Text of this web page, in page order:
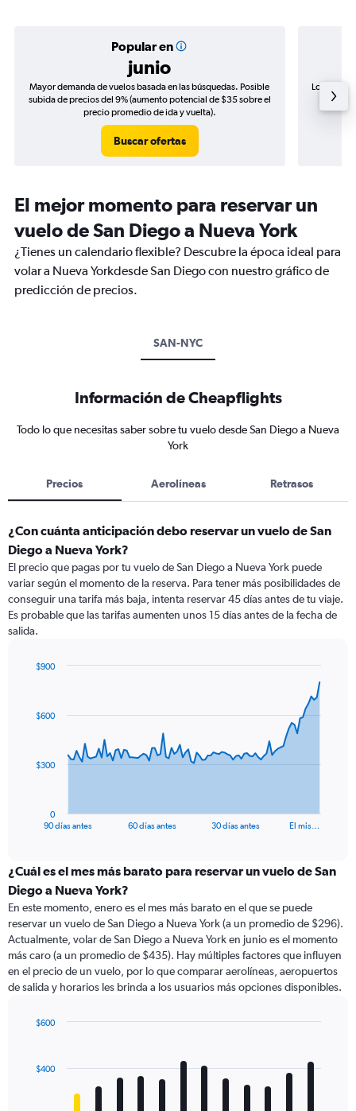
Popular en
junio
Mayor demanda de vuelos basada en las búsquedas. Posible
subida de precios del 9% (aumento potencial de $35 sobre el
precio promedio de ida y vuelta).
Buscar ofertas
Los
de
El mejor momento para reservar un
vuelo de San Diego a Nueva York
¿Tienes un calendario flexible? Descubre la época ideal para
volar a Nueva Yorkdesde San Diego con nuestro gráfico de
predicción de precios.
SAN-NYC
Información de Cheapflights
Todo lo que necesitas saber sobre tu vuelo desde San Diego a Nueva
York
Precios Aerolíneas Retrasos
¿Con cuánta anticipación debo reservar un vuelo de San
Diego a Nueva York?
El precio que pagas por tu vuelo de San Diego a Nueva York puede
variar según el momento de la reserva. Para tener más posibilidades de
conseguir una tarifa más baja, intenta reservar 45 días antes de tu viaje.
Es probable que las tarifas aumenten unos 15 días antes de la fecha de
salida.
data
The
categories.
Range:
91
categories.
The
chart
has
1
Y
displaying
90 días antes 60 días antes 30 días antes El mis…
0
$300
$600
$900
¿Cuál es el mes más barato para reservar un vuelo de San
Diego a Nueva York?
En este momento, enero es el mes más barato en el que se puede
reservar un vuelo de San Diego a Nueva York (a un promedio de $296).
Actualmente, volar de San Diego a Nueva York en junio es el momento
más caro (a un promedio de $435). Hay múltiples factores que influyen
en el precio de un vuelo, por lo que comparar aerolíneas, aeropuertos
de salida y horarios les brinda a los usuarios más opciones disponibles.
with
12
$400
$600